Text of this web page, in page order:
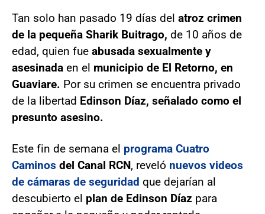
Tan solo han pasado 19 días del atroz crimen
de la pequeña Sharik Buitrago, de 10 años de
edad, quien fue abusada sexualmente y
asesinada en el municipio de El Retorno, en
Guaviare. Por su crimen se encuentra privado
de la libertad Edinson Díaz, señalado como el
presunto asesino.
Este fin de semana el programa Cuatro
Caminos del Canal RCN, reveló nuevos videos
de cámaras de seguridad que dejarían al
descubierto el plan de Edinson Díaz para